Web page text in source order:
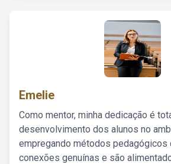
Emelie
Como mentor, minha dedicação é
desenvolvimento dos alunos no
empregando métodos pedagógicos
conexões genuínas e são